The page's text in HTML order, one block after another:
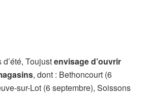
Toujustenvisage d’ouvrir
, dont : Bethoncourt (6
sur-Lot (6 septembre), Soissons